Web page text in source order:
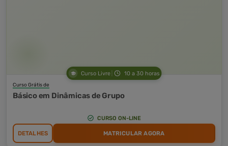
Curso Livre 10 a 30 horas
Curso Grátis de
Básico em Dinâmicas de Grupo
CURSO ON-LINE
DETALHES MATRICULAR AGORA